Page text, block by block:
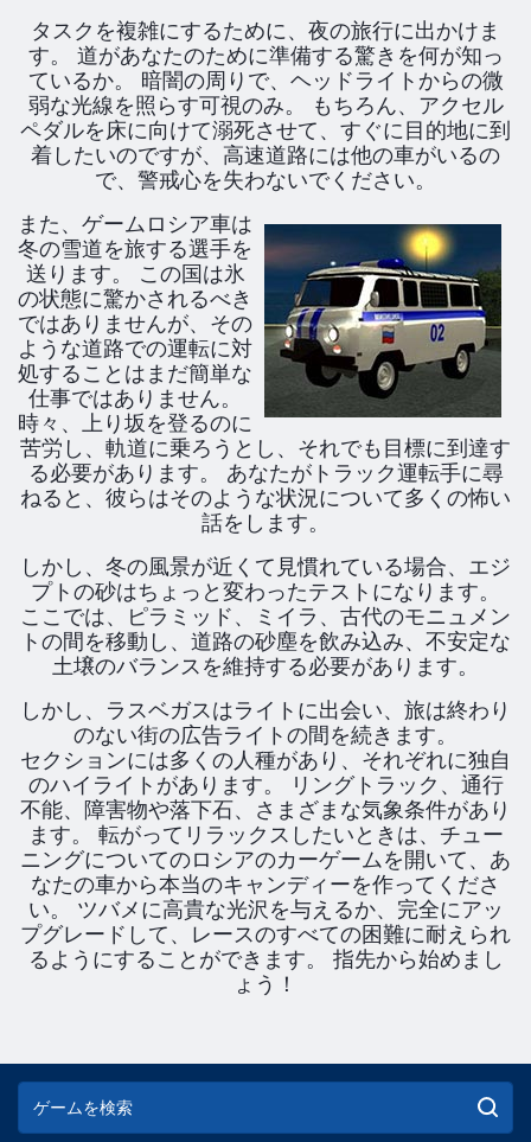
タスクを複雑にするために、夜の旅行に出かけま
す。 道があなたのために準備する驚きを何が知っ
ているか。 暗闇の周りで、ヘッドライトからの微
弱な光線を照らす可視のみ。 もちろん、アクセル
ペダルを床に向けて溺死させて、すぐに目的地に到
着したいのですが、高速道路には他の車がいるの
で、警戒心を失わないでください。
また、ゲームロシア車は
冬の雪道を旅する選手を
送ります。 この国は氷
の状態に驚かされるべき
ではありませんが、その
ような道路での運転に対
処することはまだ簡単な
仕事ではありません。
時々、上り坂を登るのに
苦労し、軌道に乗ろうとし、それでも目標に到達す
る必要があります。 あなたがトラック運転手に尋
ねると、彼らはそのような状況について多くの怖い
話をします。
しかし、冬の風景が近くて見慣れている場合、エジ
プトの砂はちょっと変わったテストになります。
ここでは、ピラミッド、ミイラ、古代のモニュメン
トの間を移動し、道路の砂塵を飲み込み、不安定な
土壌のバランスを維持する必要があります。
しかし、ラスベガスはライトに出会い、旅は終わり
のない街の広告ライトの間を続きます。
セクションには多くの人種があり、それぞれに独自
のハイライトがあります。 リングトラック、通行
不能、障害物や落下石、さまざまな気象条件があり
ます。 転がってリラックスしたいときは、チュー
ニングについてのロシアのカーゲームを開いて、あ
なたの車から本当のキャンディーを作ってくださ
い。 ツバメに高貴な光沢を与えるか、完全にアッ
プグレードして、レースのすべての困難に耐えられ
るようにすることができます。 指先から始めまし
ょう！